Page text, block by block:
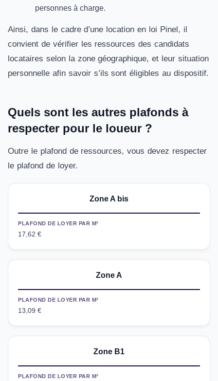
personnes à charge.
Ainsi, dans le cadre d’une location en loi Pinel, il
convient de vérifier les ressources des candidats
locataires selon la zone géographique, et leur situation
personnelle afin savoir s’ils sont éligibles au dispositif.
Quels sont les autres plafonds à
respecter pour le loueur ?
Outre le plafond de ressources, vous devez respecter
le plafond de loyer.
Zone A bis
PLAFOND DE LOYER PAR M²
17,62 €
Zone A
PLAFOND DE LOYER PAR M²
13,09 €
Zone B1
PLAFOND DE LOYER PAR M²